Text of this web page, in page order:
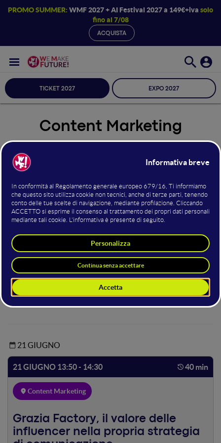
PROMO SUMMER: WMF 2027 + AI Festival 2027 a 149€+iva solo
fino al 7/08
ACQUISTA
TICKET 2027 EXPO 2027
Content Marketing
Seleziona Sala
Content Marketing
Hosting della sala
Elisabetta Saorin
Marketing Manager
21 GIUGNO
21 GIUGNO 13:50 - 14:30 40 min
Content Marketing
Grazia Factory, il valore delle
influencer nella propria strategia